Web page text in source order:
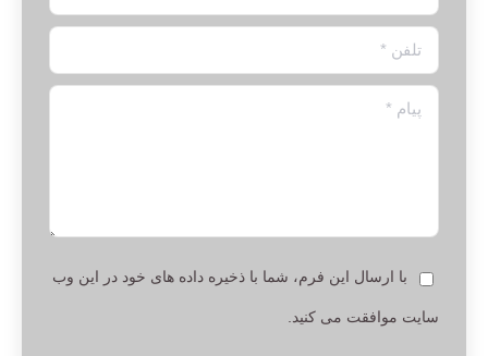
تلفن *
پیام *
با ارسال این فرم، شما با ذخیره داده های خود در این وب
سایت موافقت می کنید.